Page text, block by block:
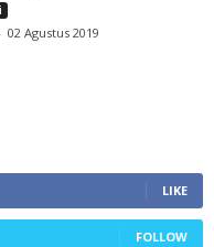
02 Agustus 2019
LIKE
FOLLOW